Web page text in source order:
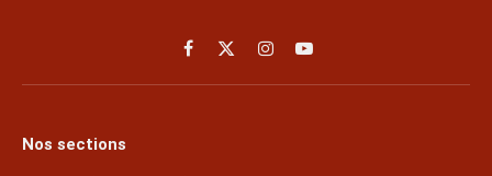
Facebook
X
(Twitter)
InstagramYouTube
Nos sections